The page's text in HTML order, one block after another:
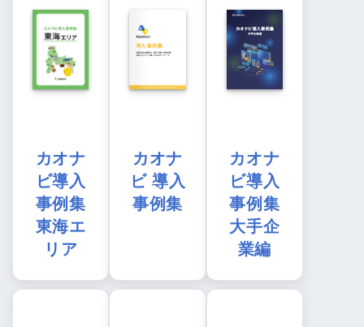
カオナ
ビ導入
事例集
東海エ
リア
カオナ
ビ 導入
事例集
カオナ
ビ導入
事例集
大手企
業編